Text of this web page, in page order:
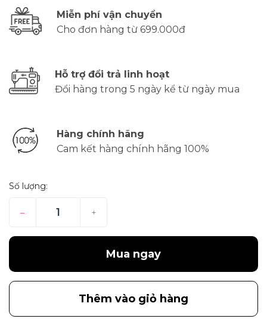
Miễn phí vận chuyển
Cho đơn hàng từ 699.000đ
Hỗ trợ đổi trả linh hoạt
Đổi hàng trong 5 ngày kể từ ngày mua
Hàng chính hãng
Cam kết hàng chính hãng 100%
Số lượng:
– +
Mua ngay
Thêm vào giỏ hàng